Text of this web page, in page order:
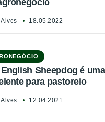
Alves 18.05.2022
Sheepdog é
para pastoreio
Alves 12.04.2021